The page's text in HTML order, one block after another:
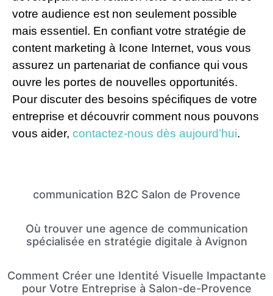
votre audience est non seulement possible
mais essentiel. En confiant votre stratégie de
content marketing à Icone Internet, vous vous
assurez un partenariat de confiance qui vous
ouvre les portes de nouvelles opportunités.
Pour discuter des besoins spécifiques de votre
entreprise et découvrir comment nous pouvons
vous aider, contactez-nous dès aujourd’hui.
communication B2C Salon de Provence
Où trouver une agence de communication
spécialisée en stratégie digitale à Avignon
Comment Créer une Identité Visuelle Impactante
pour Votre Entreprise à Salon-de-Provence